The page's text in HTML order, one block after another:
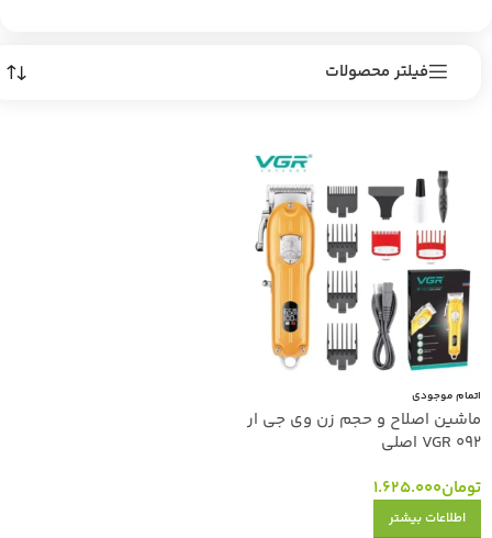
فیلتر محصولات
اتمام موجودی
ماشین اصلاح و حجم زن وی جی ار
VGR 092 اصلی
تومان1.625.000
اطلاعات بیشتر